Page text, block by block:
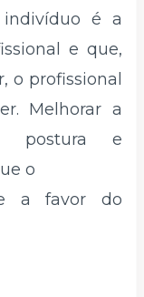
indivíduo é a
e que,
o profissional
Melhorar a
postura e
o
a favor do